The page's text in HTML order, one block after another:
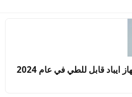
آبل ستطلق جهاز ايباد قابل للطي في عام 2024